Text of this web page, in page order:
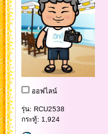
ออฟไลน์
รุ่น: RCU2538
กระทู้: 1,924